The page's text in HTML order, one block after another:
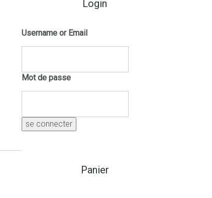
Login
Username or Email
Mot de passe
Panier